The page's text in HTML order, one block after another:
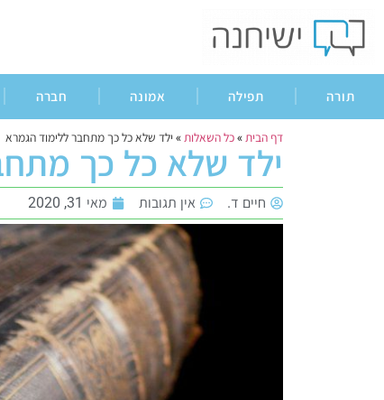
תורה תפילה אמונה חברה
דף הבית »כל השאלות » ילד שלא כל כך מתחבר ללימוד הגמרא
ילד שלא כל כך
חיים ד. אין תגובות מאי 31, 2020